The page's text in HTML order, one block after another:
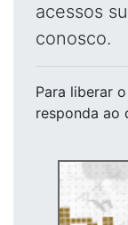
acessos
conosco.
Para liberar
responda ao